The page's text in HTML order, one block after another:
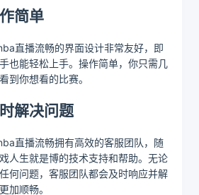
简单
直播流畅的界面设计非常友好，即
也能轻松上手。操作简单，你只需几
到你想看的比赛。
解决问题
直播流畅拥有高效的客服团队，随
人生就是博的技术支持和帮助。无论
何问题，客服团队都会及时响应并解
加顺畅。